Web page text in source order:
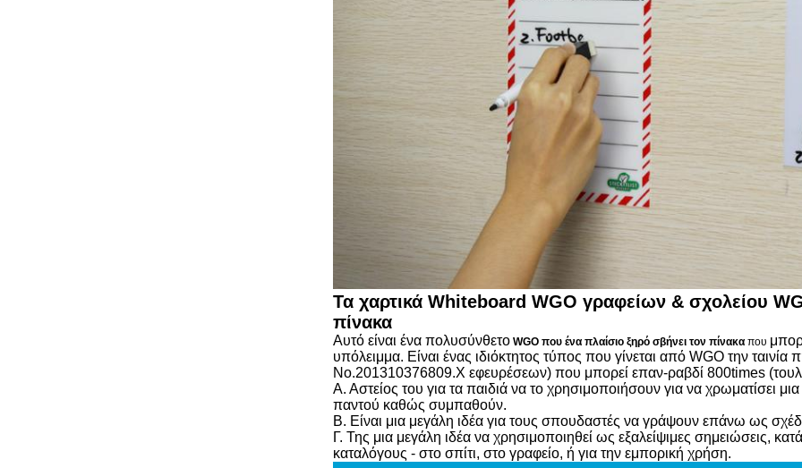
Τα χαρτικά Whiteboard WGO γραφείων & σχολείου
πίνακα
Αυτό είναι ένα πολυσύνθετο WGO που ένα πλαίσιο ξηρό σβήνει τον πίνακα που
υπόλειμμα. Είναι ένας ιδιόκτητος τύπος που γίνεται από WGO την
No.201310376809.X εφευρέσεων) που μπορεί επαν-ραβδί 800times
Α. Αστείος του για τα παιδιά να το χρησιμοποιήσουν για να χρωματίσει
παντού καθώς συμπαθούν.
Β. Είναι μια μεγάλη ιδέα για τους σπουδαστές να γράψουν επάνω ως
Γ. Της μια μεγάλη ιδέα να χρησιμοποιηθεί ως εξαλείψιμες σημειώσεις,
καταλόγους - στο σπίτι, στο γραφείο, ή για την εμπορική χρήση.